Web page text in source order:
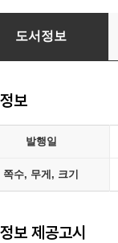
첫 환경책 1~7권 세트
도서정보
보
발행일
쪽수, 무게, 크기
보 제공고시